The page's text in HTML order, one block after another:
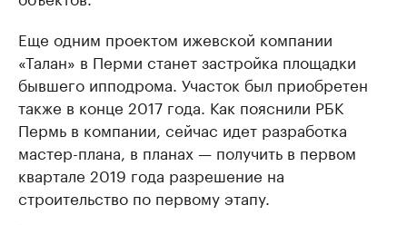
Еще одним проектом ижевской компании
«Талан» в Перми станет застройка площадки
бывшего ипподрома. Участок был приобретен
также в конце 2017 года. Как пояснили РБК
Пермь в компании, сейчас идет разработка
мастер-плана, в планах — получить в первом
квартале 2019 года разрешение на
строительство по первому этапу.